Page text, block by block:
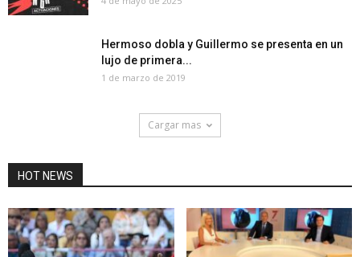
Hermoso dobla y Guillermo se presenta en un
lujo de primera...
1 de marzo de 2019
Cargar mas
HOT NEWS